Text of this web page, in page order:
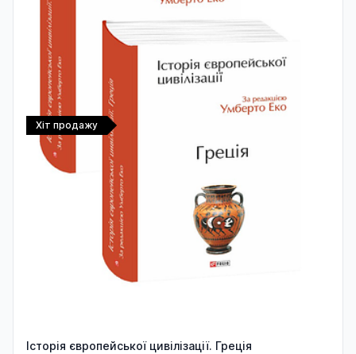
Хіт продажу
Історія європейської цивілізації. Греція